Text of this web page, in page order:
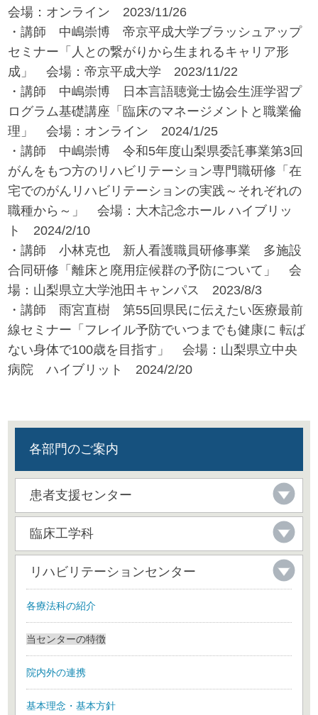
会場：オンライン 2023/11/26
・講師 中嶋崇博 帝京平成大学ブラッシュアップ
セミナー「人との繋がりから生まれるキャリア形
成」 会場：帝京平成大学 2023/11/22
・講師 中嶋崇博 日本言語聴覚士協会生涯学習プ
ログラム基礎講座「臨床のマネージメントと職業倫
理」 会場：オンライン 2024/1/25
・講師 中嶋崇博 令和5年度山梨県委託事業第3回
がんをもつ方のリハビリテーション専門職研修「在
宅でのがんリハビリテーションの実践～それぞれの
職種から～」 会場：大木記念ホール ハイブリッ
ト 2024/2/10
・講師 小林克也 新人看護職員研修事業 多施設
合同研修「離床と廃用症候群の予防について」 会
場：山梨県立大学池田キャンパス 2023/8/3
・講師 雨宮直樹 第55回県民に伝えたい医療最前
線セミナー「フレイル予防でいつまでも健康に 転ば
ない身体で100歳を目指す」 会場：山梨県立中央
病院 ハイブリット 2024/2/20
各部門のご案内
患者支援センター
臨床工学科
リハビリテーションセンター
各療法科の紹介
当センターの特徴
院内外の連携
基本理念・基本方針